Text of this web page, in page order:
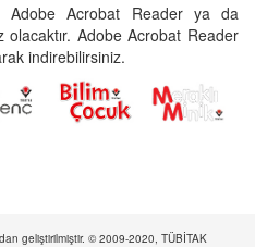
Adobe Acrobat Reader ya da
olacaktır. Adobe Acrobat Reader
indirebilirsiniz.
geliştirilmiştir. © 2009-2020, TÜBİTAK